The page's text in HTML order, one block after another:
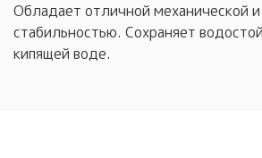
Обладает отличной механической
стабильностью. Сохраняет
кипящей воде.